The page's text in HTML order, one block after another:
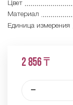
Цвет
Материал
Единица измерения
2 856 ₸
–